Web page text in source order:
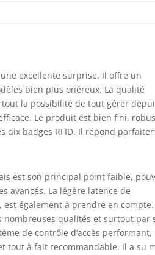
excellente surprise. Il offre un
bien plus onéreux. La qualité
la possibilité de tout gérer
Le produit est bien fini,
dix badges RFID. Il répond
est son principal point faible,
avancés. La légère latence de
également à prendre en compte.
nombreuses qualités et surtout par
de contrôle d’accès performant,
tout à fait recommandable. Il a su